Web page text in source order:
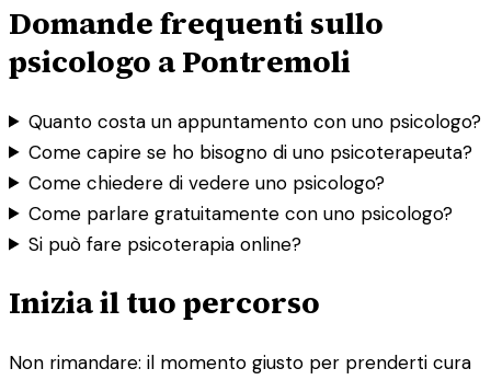
Domande frequenti sullo
psicologo a Pontremoli
Quanto costa un appuntamento con uno psicologo?
Come capire se ho bisogno di uno psicoterapeuta?
Come chiedere di vedere uno psicologo?
Come parlare gratuitamente con uno psicologo?
Si può fare psicoterapia online?
Inizia il tuo percorso
Non rimandare: il momento giusto per prenderti cura